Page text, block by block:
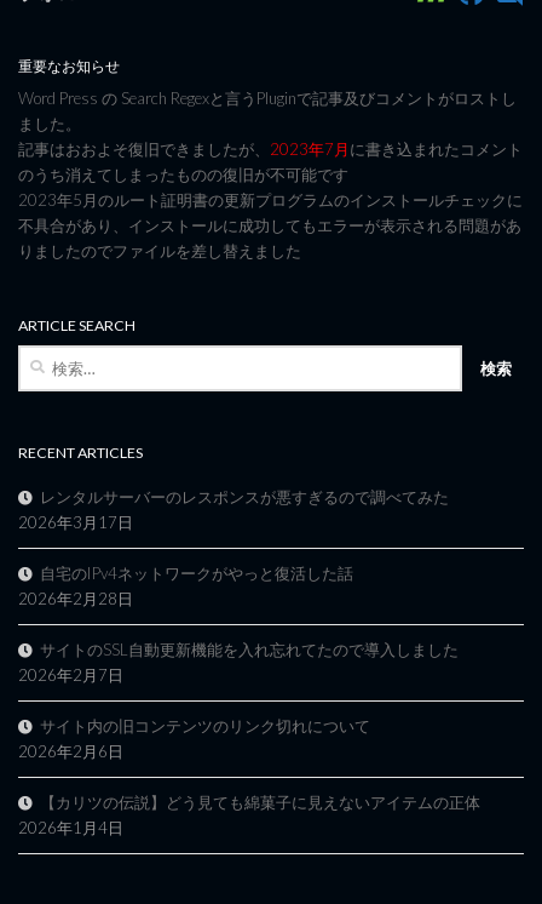
重要なお知らせ
Word Press の Search Regexと言うPluginで記事及びコメントがロストし
ました。
記事はおおよそ復旧できましたが、 2023年7月に書き込まれたコメント
のうち消えてしまったものの復旧が不可能です
2023年5月のルート証明書の更新プログラムのインストールチェックに
不具合があり、インストールに成功してもエラーが表示される問題があ
りましたのでファイルを差し替えました
ARTICLE SEARCH
検
RECENT ARTICLES
レンタルサーバーのレスポンスが悪すぎるので調べてみた
2026年3月17日
自宅のIPv4ネットワークがやっと復活した話
2026年2月28日
サイトのSSL自動更新機能を入れ忘れてたので導入しました
2026年2月7日
サイト内の旧コンテンツのリンク切れについて
2026年2月6日
【カリツの伝説】どう見ても綿菓子に見えないアイテムの正体
2026年1月4日